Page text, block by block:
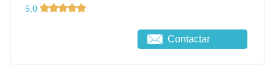
5,0
Contactar